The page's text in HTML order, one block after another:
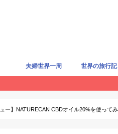
夫婦世界一周 世界の旅行記
ュー】NATURECAN CBDオイル20%を使って